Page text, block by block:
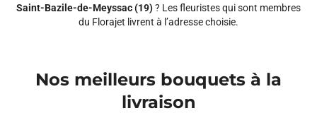
Saint-Bazile-de-Meyssac (19)? Les fleuristes qui sont membres
du Florajet livrent à l’adresse choisie.
Nos meilleurs bouquets à la
livraison